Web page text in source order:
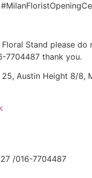
Stand please do
7704487 thank you.
Austin Height 8/8,
/016-7704487